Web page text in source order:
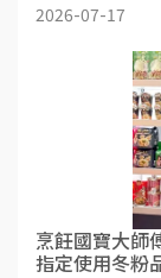
2026-07-17
烹飪國寶大師
指定使用冬粉